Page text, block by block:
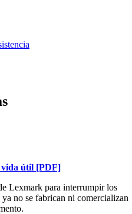
vida útil [PDF]
Lexmark para interrumpir los
no se fabrican ni comercializan